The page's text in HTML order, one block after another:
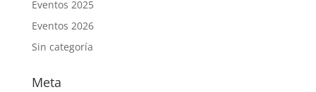
Eventos 2025
Eventos 2026
Sin categoría
Meta